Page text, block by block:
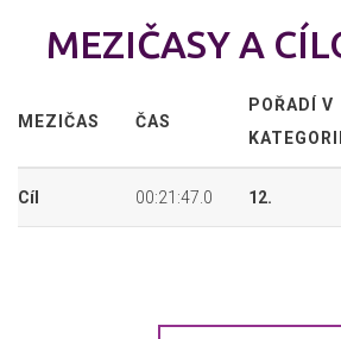
MEZIČASY A
MEZIČAS ČAS
POŘADÍ V
KATEGORII
Cíl 00:21:47.0 12.